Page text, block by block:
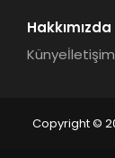
Hakkımızda
Künyeİletişim
Copyright ©